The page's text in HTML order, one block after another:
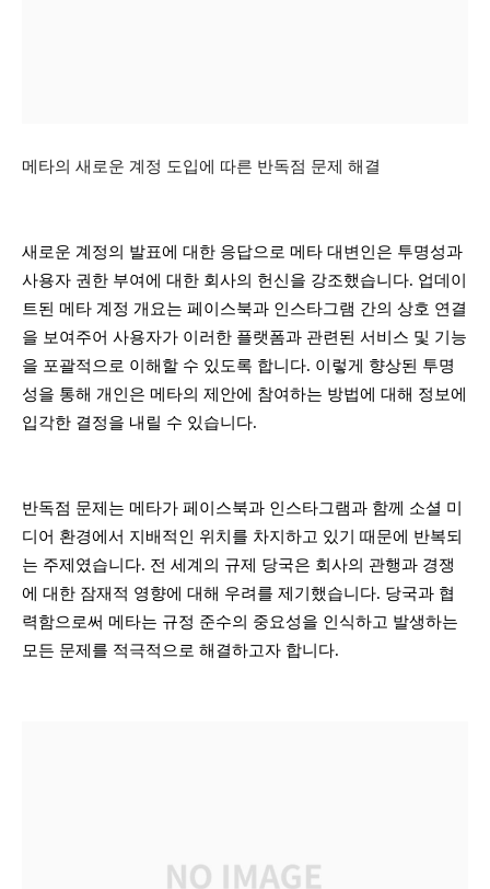
메타의 새로운 계정 도입에 따른 반독점 문제 해결
새로운 계정의 발표에 대한 응답으로 메타 대변인은 투명성과
사용자 권한 부여에 대한 회사의 헌신을 강조했습니다. 업데이
트된 메타 계정 개요는 페이스북과 인스타그램 간의 상호 연결
을 보여주어 사용자가 이러한 플랫폼과 관련된 서비스 및 기능
을 포괄적으로 이해할 수 있도록 합니다. 이렇게 향상된 투명
성을 통해 개인은 메타의 제안에 참여하는 방법에 대해 정보에
입각한 결정을 내릴 수 있습니다.
반독점 문제는 메타가 페이스북과 인스타그램과 함께 소셜 미
디어 환경에서 지배적인 위치를 차지하고 있기 때문에 반복되
는 주제였습니다. 전 세계의 규제 당국은 회사의 관행과 경쟁
에 대한 잠재적 영향에 대해 우려를 제기했습니다. 당국과 협
력함으로써 메타는 규정 준수의 중요성을 인식하고 발생하는
모든 문제를 적극적으로 해결하고자 합니다.